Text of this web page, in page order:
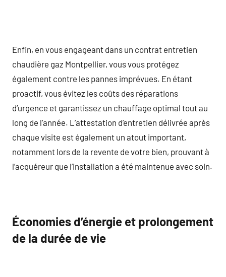
Enfin, en vous engageant dans un contrat entretien
chaudière gaz Montpellier, vous vous protégez
également contre les pannes imprévues. En étant
proactif, vous évitez les coûts des réparations
d’urgence et garantissez un chauffage optimal tout au
long de l’année. L’attestation d’entretien délivrée après
chaque visite est également un atout important,
notamment lors de la revente de votre bien, prouvant à
l’acquéreur que l’installation a été maintenue avec soin.
Économies d’énergie et prolongement
de la durée de vie